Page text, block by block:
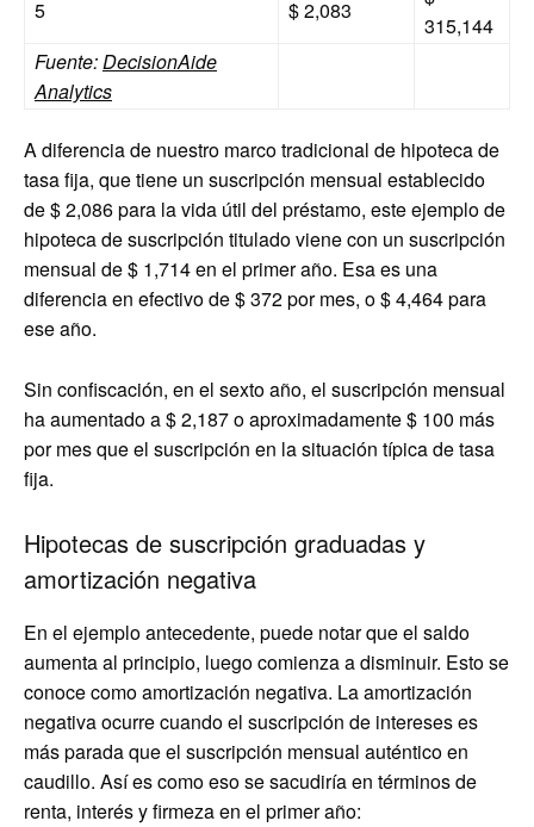
5 $ 2,083
315,144
Fuente:DecisionAide
Analytics
A diferencia de nuestro marco tradicional de hipoteca de
tasa fija, que tiene un suscripción mensual establecido
de $ 2,086 para la vida útil del préstamo, este ejemplo de
hipoteca de suscripción titulado viene con un suscripción
mensual de $ 1,714 en el primer año. Esa es una
diferencia en efectivo de $ 372 por mes, o $ 4,464 para
ese año.
Sin confiscación, en el sexto año, el suscripción mensual
ha aumentado a $ 2,187 o aproximadamente $ 100 más
por mes que el suscripción en la situación típica de tasa
fija.
Hipotecas de suscripción graduadas y
amortización negativa
En el ejemplo antecedente, puede notar que el saldo
aumenta al principio, luego comienza a disminuir. Esto se
conoce como amortización negativa. La amortización
negativa ocurre cuando el suscripción de intereses es
más parada que el suscripción mensual auténtico en
caudillo. Así es como eso se sacudiría en términos de
renta, interés y firmeza en el primer año: